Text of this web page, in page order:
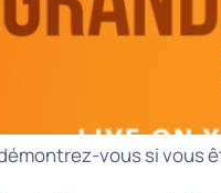
vous si vous